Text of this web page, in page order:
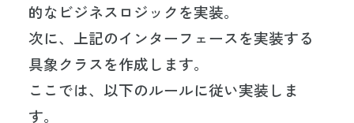
的なビジネスロジックを実装。
次に、上記のインターフェースを実装する
具象クラスを作成します。
ここでは、以下のルールに従い実装しま
す。